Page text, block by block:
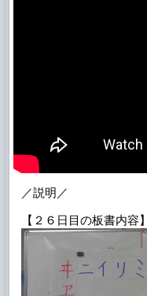
／説明／
【２６日目の板書内容】